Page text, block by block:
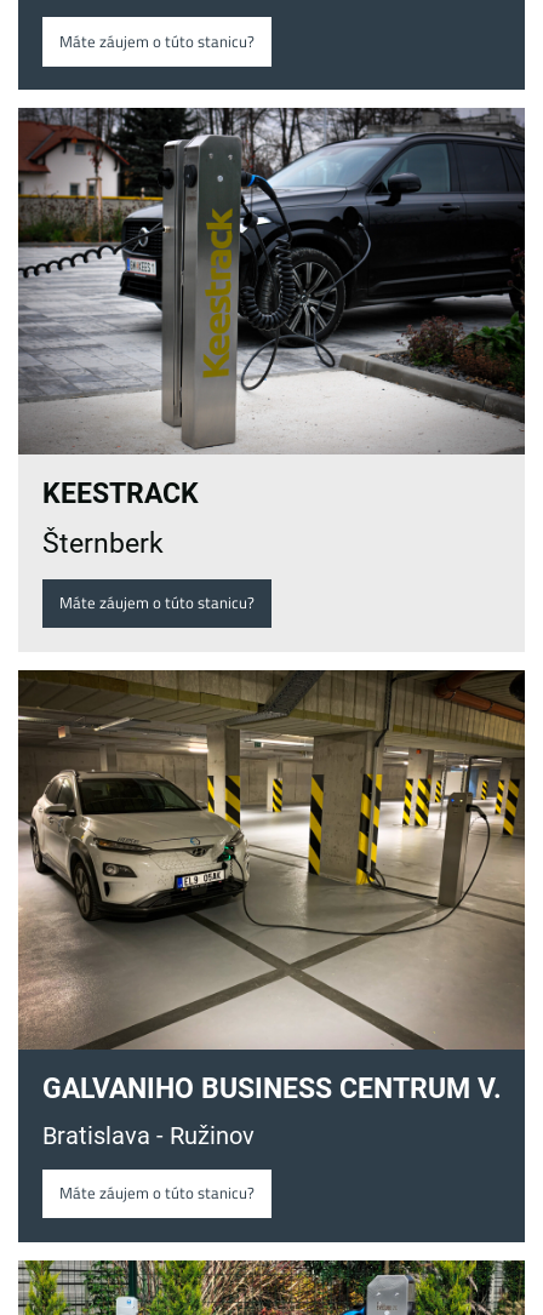
Máte záujem o túto stanicu?
KEESTRACK
Šternberk
Máte záujem o túto stanicu?
GALVANIHO BUSINESS CENTRUM V.
Bratislava - Ružinov
Máte záujem o túto stanicu?